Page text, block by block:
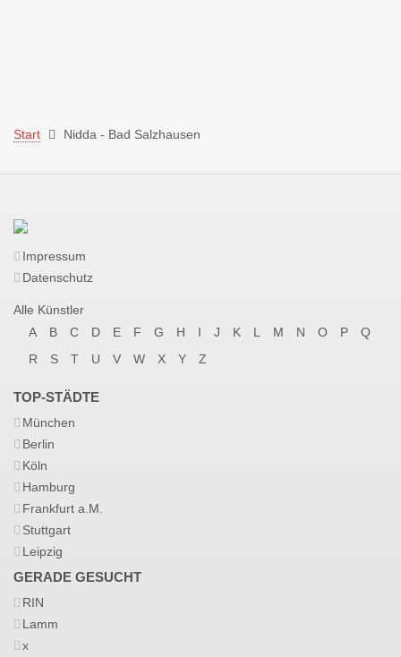
Start Nidda - Bad Salzhausen
Impressum
Datenschutz
Alle Künstler
A
B C D E F G H I J K L M N O P
Q
R
S T U V W X Y Z
TOP-STÄDTE
München
Berlin
Köln
Hamburg
Frankfurt a.M.
Stuttgart
Leipzig
GERADE GESUCHT
RIN
Lamm
x